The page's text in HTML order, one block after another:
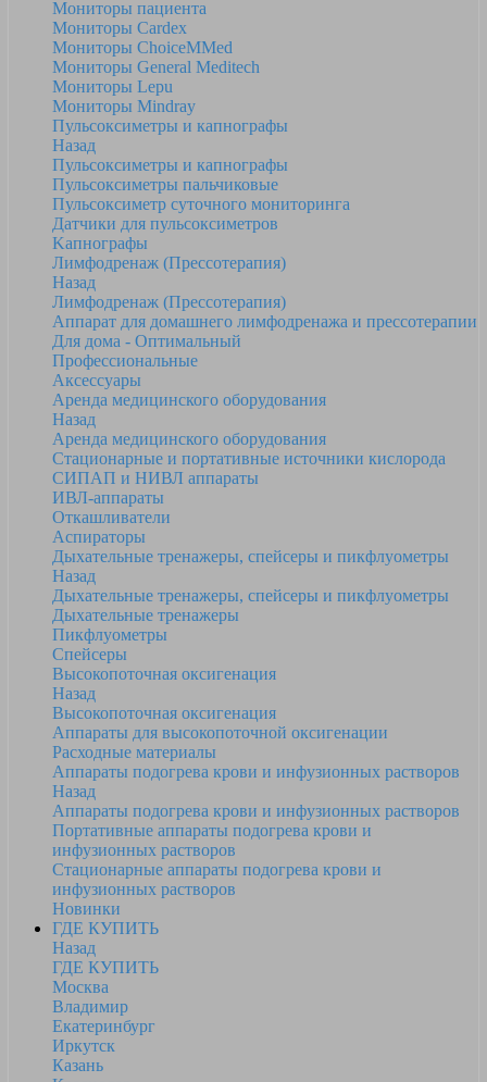
Мониторы пациента
Мониторы Cardex
Мониторы ChoiceMMed
Мониторы General Meditech
Мониторы Lepu
Мониторы Mindray
Пульсоксиметры и капнографы
Назад
Пульсоксиметры и капнографы
Пульсоксиметры пальчиковые
Пульсоксиметр суточного мониторинга
Датчики для пульсоксиметров
Kапнографы
Лимфодренаж (Прессотерапия)
Назад
Лимфодренаж (Прессотерапия)
Аппарат для домашнего лимфодренажа и прессотерапии
Для дома - Оптимальный
Профессиональные
Аксессуары
Аренда медицинского оборудования
Назад
Аренда медицинского оборудования
Стационарные и портативные источники кислорода
СИПАП и НИВЛ аппараты
ИВЛ-аппараты
Откашливатели
Аспираторы
Дыхательные тренажеры, спейсеры и пикфлуометры
Назад
Дыхательные тренажеры, спейсеры и пикфлуометры
Дыхательные тренажеры
Пикфлуометры
Спейсеры
Высокопоточная оксигенация
Назад
Высокопоточная оксигенация
Аппараты для высокопоточной оксигенации
Расходные материалы
Аппараты подогрева крови и инфузионных растворов
Назад
Аппараты подогрева крови и инфузионных растворов
Портативные аппараты подогрева крови и
инфузионных растворов
Стационарные аппараты подогрева крови и
инфузионных растворов
Новинки
ГДЕ КУПИТЬ
Назад
ГДЕ КУПИТЬ
Москва
Владимир
Екатеринбург
Иркутск
Казань